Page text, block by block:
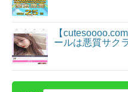
【
ールは悪質サク